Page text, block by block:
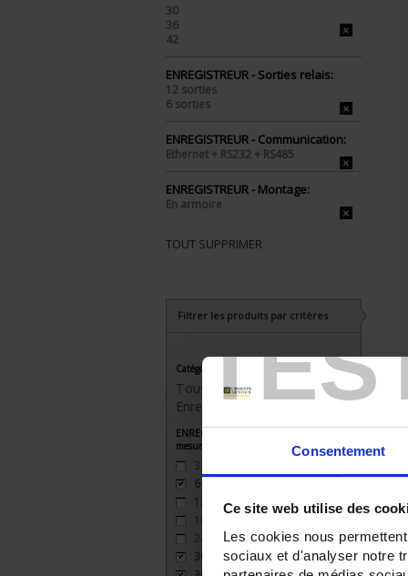
Consentement
Ce site web utilise des
Les cookies nous
sociaux et d'analyser notre
30
36
42
ENREGISTREUR - Sorties relais:
12 sorties
6 sorties
ENREGISTREUR - Communication:
Ethernet + RS232 + RS485
ENREGISTREUR - Montage:
En armoire
TOUT SUPPRIMER
Filtrer les produits par critères
Catégorie
Tous les produits
Enregistreurs sans papier
ENREGISTREUR - Nombre de voies de
mesure
3
6
12
18
24
30